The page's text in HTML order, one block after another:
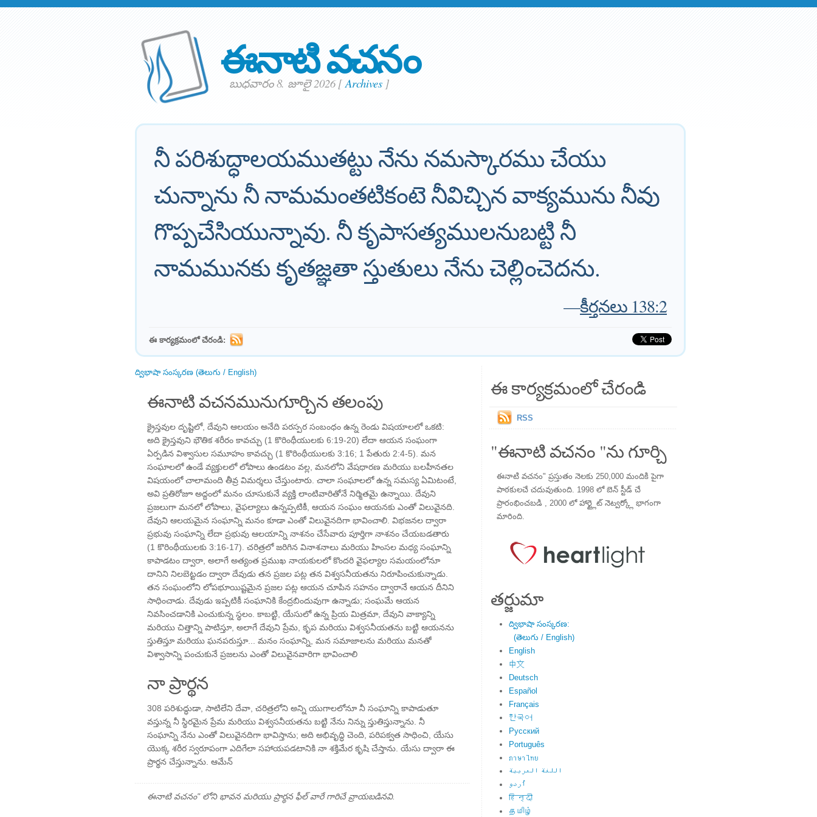
ఈనాటి వచనం
బుధవారం 8. జూలై 2026[Archives]
నీ పరిశుద్ధాలయముతట్టు నేను నమస్కారము చేయు
చున్నాను నీ నామమంతటికంటె నీవిచ్చిన వాక్యమును నీవు
గొప్పచేసియున్నావు. నీ కృపాసత్యములనుబట్టి నీ
నామమునకు కృతజ్ఞతా స్తుతులు నేను చెల్లించెదను.
—కీర్తనలు 138:2
ఈ కార్యక్రమంలో చేరండి:
ద్విభాషా సంస్కరణ (తెలుగు / English)
ఈనాటి వచనమునుగూర్చిన తలంపు
క్రైస్తవుల దృష్టిలో, దేవుని ఆలయం అనేది పరస్పర సంబంధం ఉన్న రెండు విషయాలలో ఒకటి:
అది క్రైస్తవుని భౌతిక శరీరం కావచ్చు (1 కొరింథీయులకు 6:19-20) లేదా ఆయన సంఘంగా
ఏర్పడిన విశ్వాసుల సమూహం కావచ్చు (1 కొరింథీయులకు 3:16; 1 పేతురు 2:4-5). మన
సంఘాలలో ఉండే వ్యక్తులలో లోపాలు ఉండటం వల్ల, మనలోని వేషధారణ మరియు బలహీనతల
విషయంలో చాలామంది తీవ్ర విమర్శలు చేస్తుంటారు. చాలా సంఘాలలో ఉన్న సమస్య ఏమిటంటే,
అవి ప్రతిరోజూ అద్దంలో మనం చూసుకునే వ్యక్తి లాంటివారితోనే నిర్మితమై ఉన్నాయి. దేవుని
ప్రజలుగా మనలో లోపాలు, వైఫల్యాలు ఉన్నప్పటికీ, ఆయన సంఘం ఆయనకు ఎంతో విలువైనది.
దేవుని ఆలయమైన సంఘాన్ని మనం కూడా ఎంతో విలువైనదిగా భావించాలి. విభజనల ద్వారా
ప్రభువు సంఘాన్ని లేదా ప్రభువు ఆలయాన్ని నాశనం చేసేవారు పూర్తిగా నాశనం చేయబడతారు
(1 కొరింథీయులకు 3:16-17). చరిత్రలో జరిగిన వినాశనాలు మరియు హింసల మధ్య సంఘాన్ని
కాపాడటం ద్వారా, అలాగే అత్యంత ప్రముఖ నాయకులలో కొందరి వైఫల్యాల సమయంలోనూ
దానిని నిలబెట్టడం ద్వారా దేవుడు తన ప్రజల పట్ల తన విశ్వసనీయతను నిరూపించుకున్నాడు.
తన సంఘంలోని లోపభూయిష్టమైన ప్రజల పట్ల ఆయన చూపిన సహనం ద్వారానే ఆయన దీనిని
సాధించాడు. దేవుడు ఇప్పటికీ సంఘానికి కేంద్రబిందువుగా ఉన్నాడు; సంఘమే ఆయన
నివసించడానికి ఎంచుకున్న స్థలం. కాబట్టి, యేసులో ఉన్న ప్రియ మిత్రమా, దేవుని వాక్యాన్ని
మరియు చిత్తాన్ని పాటిస్తూ, అలాగే దేవుని ప్రేమ, కృప మరియు విశ్వసనీయతను బట్టి ఆయనను
స్తుతిస్తూ మరియు ఘనపరుస్తూ... మనం సంఘాన్ని, మన సమాజాలను మరియు మనతో
విశ్వాసాన్ని పంచుకునే ప్రజలను ఎంతో విలువైనవారిగా భావించాలి
నా ప్రార్థన
308 పరిశుద్ధుడా, సాటిలేని దేవా, చరిత్రలోని అన్ని యుగాలలోనూ నీ సంఘాన్ని కాపాడుతూ
వస్తున్న నీ స్థిరమైన ప్రేమ మరియు విశ్వసనీయతను బట్టి నేను నిన్ను స్తుతిస్తున్నాను. నీ
సంఘాన్ని నేను ఎంతో విలువైనదిగా భావిస్తాను; అది అభివృద్ధి చెంది, పరిపక్వత సాధించి, యేసు
యొక్క శరీర స్వరూపంగా ఎదిగేలా సహాయపడటానికి నా శక్తిమేర కృషి చేస్తాను. యేసు ద్వారా ఈ
ప్రార్థన చేస్తున్నాను. ఆమేన్
ఈనాటి వచనం" లోని భావన మరియు ప్రార్థన ఫీల్ వారే గారిచే వ్రాయబడినవి.
ఈ కార్యక్రమంలో చేరండి
RSS
"ఈనాటి వచనం "ను గూర్చి
ఈనాటి వచనం" ప్రస్తుతం నెలకు 250,000 మందికి పైగా
పాఠకులచే చదువుతుంది. 1998 లో బెన్ స్టీడ్ చే
ప్రారంభించబడి , 2000 లో హార్ట్లైట్ నెట్వర్క్లో భాగంగా
మారింది.
తర్జుమా
ద్విభాషా సంస్కరణ:
(తెలుగు / English)
English
中文
Deutsch
Español
Français
한국어
Русский
Português
ภาษาไทย
اللغة العربية
اُردو
हिन्दी
தமிழ்